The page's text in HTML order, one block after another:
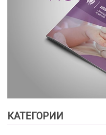
КАТЕГОРИИ